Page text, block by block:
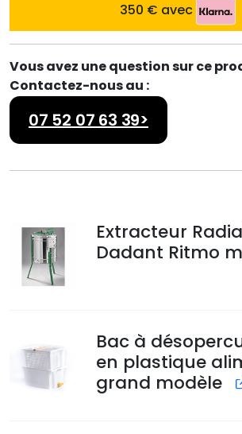
1
,
3
8
.
2
3
5
0
.
0
€
350 € avec
Vous avez une question sur ce
Contactez-nous au :
07 52 07 63 39>
Extracteur
Dadant Ritmo
Bac à
en plastique
grand modèle